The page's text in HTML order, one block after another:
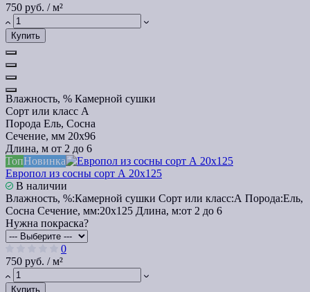
750 руб. / м²
Купить
Влажность, % Камерной сушки
Сорт или класс А
Порода Ель, Сосна
Сечение, мм 20x96
Длина, м от 2 до 6
ТопНовинка
Европол из сосны сорт А 20х125
В наличии
Влажность, %:Камерной сушки Сорт или класс:А Порода:Ель,
Сосна Сечение, мм:20x125 Длина, м:от 2 до 6
Нужна покраска?
0
750 руб. / м²
Купить